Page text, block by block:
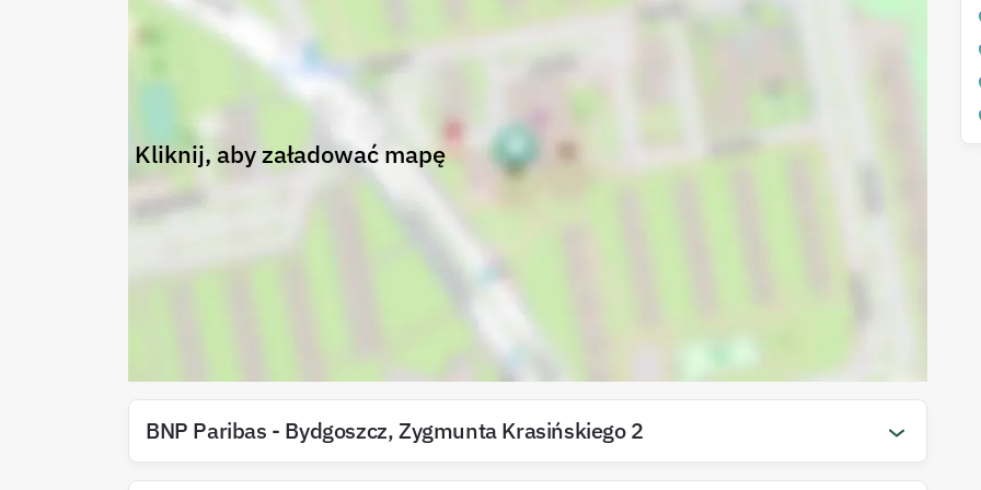
Kliknij, aby załadować mapę
BNP Paribas - Bydgoszcz,Zygmunta Krasińskiego2